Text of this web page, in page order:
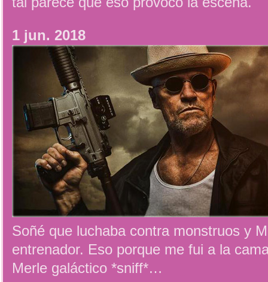
1 jun. 2018
Soñé que luchaba contra monstruos y
entrenador. Eso porque me fui a la
Merle galáctico *sniff*…